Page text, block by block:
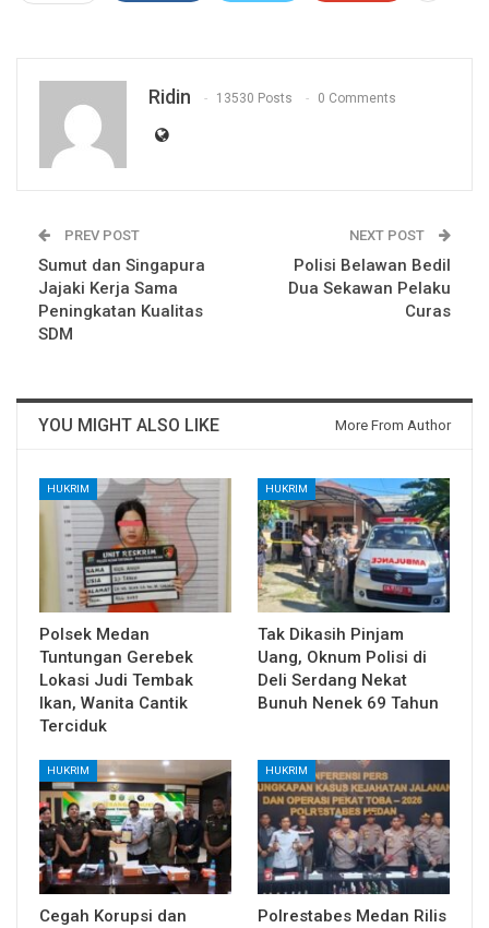
Ridin 13530 Posts 0 Comments
PREV POST
Sumut dan Singapura
Jajaki Kerja Sama
Peningkatan Kualitas
SDM
NEXT POST
Polisi Belawan Bedil
Dua Sekawan Pelaku
Curas
YOU MIGHT ALSO LIKE More From Author
HUKRIM
Polsek Medan
Tuntungan Gerebek
Lokasi Judi Tembak
Ikan, Wanita Cantik
Terciduk
HUKRIM
Tak Dikasih Pinjam
Uang, Oknum Polisi di
Deli Serdang Nekat
Bunuh Nenek 69 Tahun
HUKRIM
Cegah Korupsi dan
HUKRIM
Polrestabes Medan Rilis